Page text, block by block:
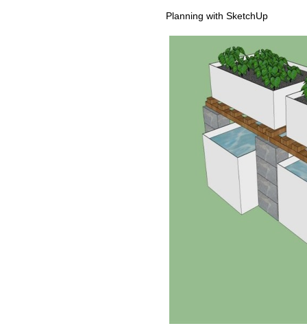
Planning with SketchUp